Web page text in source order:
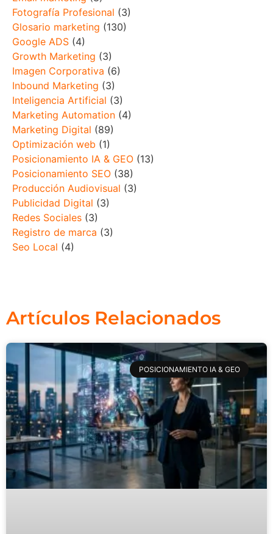
Fotografía Profesional (3)
Glosario marketing (130)
Google ADS (4)
Growth Marketing (3)
Imagen Corporativa (6)
Inbound Marketing (3)
Inteligencia Artificial (3)
Marketing Automation (4)
Marketing Digital (89)
Optimización web (1)
Posicionamiento IA & GEO (13)
Posicionamiento SEO (38)
Producción Audiovisual (3)
Publicidad Digital (3)
Redes Sociales (3)
Registro de marca (3)
Seo Local (4)
Artículos Relacionados
POSICIONAMIENTO IA & GEO